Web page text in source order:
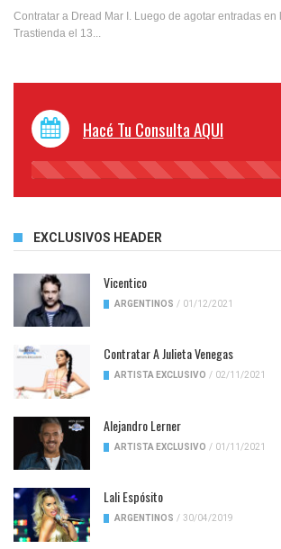
Contratar a Dread Mar I. Luego de agotar entradas en
Trastienda el 13...
Hacé Tu Consulta AQUI
45%
EXCLUSIVOS HEADER
Vicentico
ARGENTINOS / 01/12/2021
Contratar A Julieta Venegas
ARTISTA EXCLUSIVO / 02/11/2021
Alejandro Lerner
ARTISTA EXCLUSIVO / 01/11/2021
Lali Espósito
ARGENTINOS / 30/04/2019